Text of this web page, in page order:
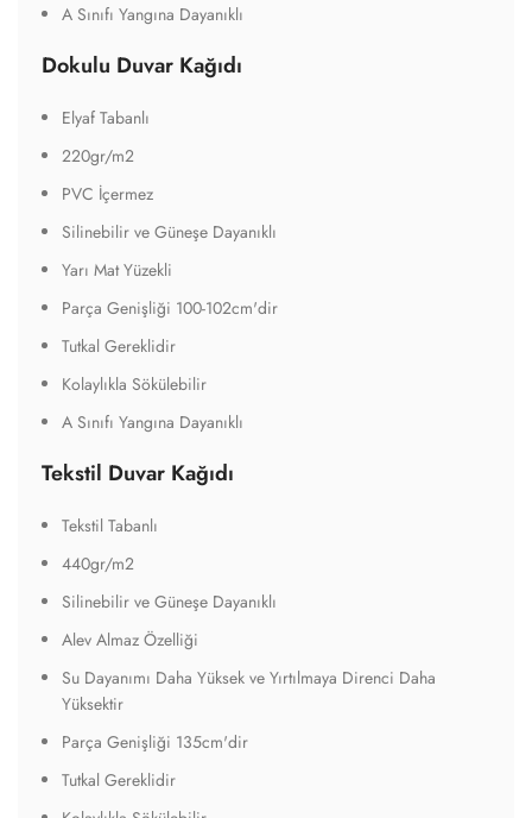
A Sınıfı Yangına Dayanıklı
Dokulu Duvar Kağıdı
Elyaf Tabanlı
220gr/m2
PVC İçermez
Silinebilir ve Güneşe Dayanıklı
Yarı Mat Yüzekli
Parça Genişliği 100-102cm'dir
Tutkal Gereklidir
Kolaylıkla Sökülebilir
A Sınıfı Yangına Dayanıklı
Tekstil Duvar Kağıdı
Tekstil Tabanlı
440gr/m2
Silinebilir ve Güneşe Dayanıklı
Alev Almaz Özelliği
Su Dayanımı Daha Yüksek ve Yırtılmaya Direnci Daha
Yüksektir
Parça Genişliği 135cm'dir
Tutkal Gereklidir